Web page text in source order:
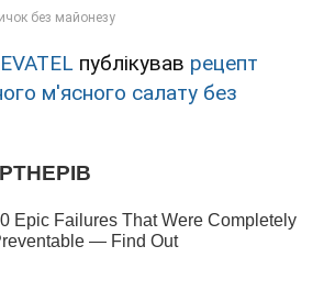
публікував рецепт
м'ясного салату без